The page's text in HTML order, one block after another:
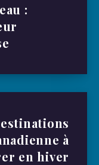
:
à
en hiver